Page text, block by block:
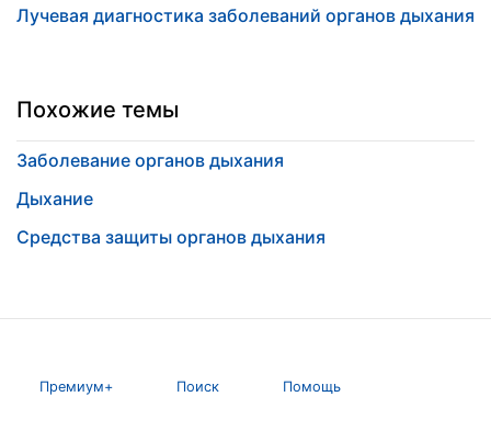
Лучевая диагностика заболеваний органов дыхания
Похожие темы
Заболевание органов дыхания
Дыхание
Средства защиты органов дыхания
Премиум+ Поиск Помощь